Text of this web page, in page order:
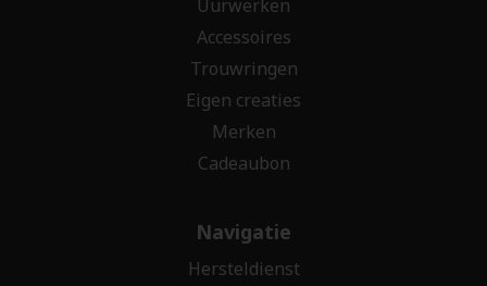
Uurwerken
Accessoires
Trouwringen
Eigen creaties
Merken
Cadeaubon
Navigatie
Hersteldienst